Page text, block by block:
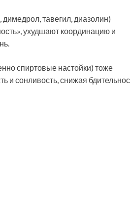
тавегил, диазолин)
ухудшают координацию и
спиртовые настойки) тоже
и сонливость, снижая